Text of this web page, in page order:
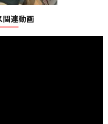
関連動画